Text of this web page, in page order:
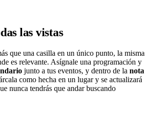
las vistas
que una casilla en un único punto, la misma
es relevante. Asígnale una programación y
junto a tus eventos, y dentro de la nota
como hecha en un lugar y se actualizará
nunca tendrás que andar buscando